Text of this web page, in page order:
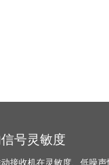
号灵敏度
接收机在灵敏度、低噪